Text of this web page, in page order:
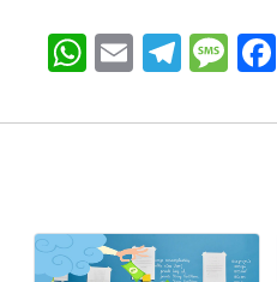
WhatsApp EmailTelegramMessageFacebook